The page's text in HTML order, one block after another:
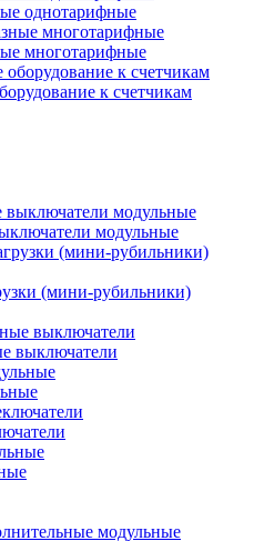
однотарифные
многотарифные
к счетчикам
модульные
(мини-рубильники)
выключатели